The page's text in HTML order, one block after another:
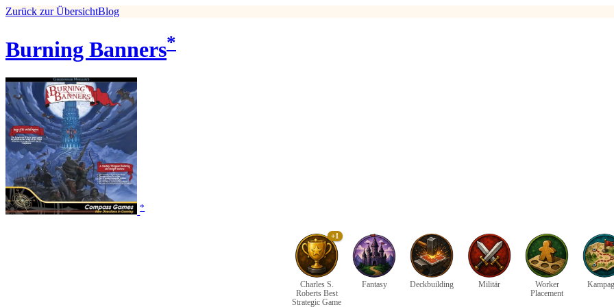
Zurück zur ÜbersichtBlog
Burning Banners*
*
+1
Charles S.
Roberts Best
Strategic Game
Fantasy Deckbuilding Militär
Worker
Placement